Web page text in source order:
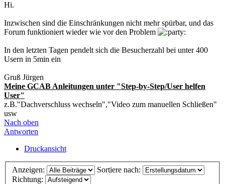
Hi.
Inzwischen sind die Einschränkungen nicht mehr spürbar, und das
Forum funktioniert wieder wie vor den Problem
In den letzten Tagen pendelt sich die Besucherzahl bei unter 400
Usern in 5min ein
Gruß Jürgen
Meine GCAB Anleitungen unter "Step-by-Step/User helfen
User"
z.B."Dachverschluss wechseln","Video zum manuellen Schließen"
usw
Nach oben
Antworten
Druckansicht
Anzeigen:
Sortiere nach:
Richtung: